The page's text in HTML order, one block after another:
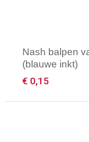
Nash balpen
(blauwe inkt)
€ 0,15
Minimale